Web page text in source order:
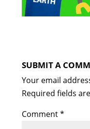
SUBMIT A
Your email
Required fields
Comment*